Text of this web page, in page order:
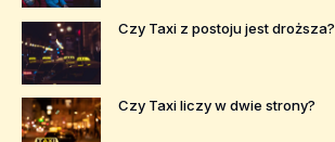
Czy Taxi z postoju jest droższa?
Czy Taxi liczy w dwie strony?